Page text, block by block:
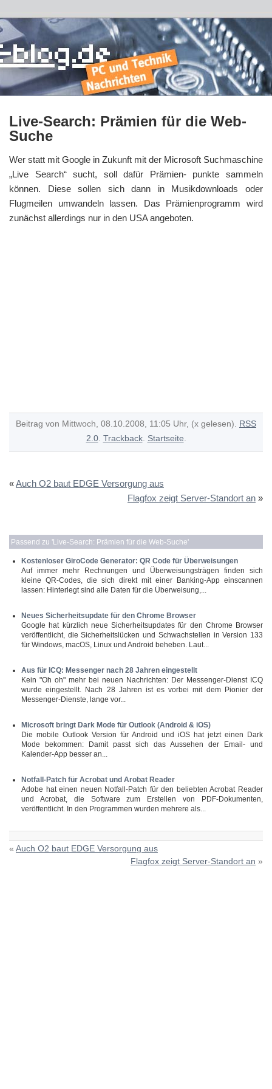
Live-Search: Prämien für die Web-
Suche
Wer statt mit Google in Zukunft mit der Microsoft Suchmaschine
„Live Search“ sucht, soll dafür Prämien- punkte sammeln
können. Diese sollen sich dann in Musikdownloads oder
Flugmeilen umwandeln lassen. Das Prämienprogramm wird
zunächst allerdings nur in den USA angeboten.
Beitrag von Mittwoch, 08.10.2008, 11:05 Uhr, (x gelesen). RSS
2.0. Trackback. Startseite.
«Auch O2 baut EDGE Versorgung aus
Flagfox zeigt Server-Standort an »
Passend zu 'Live-Search: Prämien für die Web-Suche'
Kostenloser GiroCode Generator: QR Code für Überweisungen
Auf immer mehr Rechnungen und Überweisungsträgen finden sich
kleine QR-Codes, die sich direkt mit einer Banking-App einscannen
lassen: Hinterlegt sind alle Daten für die Überweisung,...
Neues Sicherheitsupdate für den Chrome Browser
Google hat kürzlich neue Sicherheitsupdates für den Chrome Browser
veröffentlicht, die Sicherheitslücken und Schwachstellen in Version 133
für Windows, macOS, Linux und Android beheben. Laut...
Aus für ICQ: Messenger nach 28 Jahren eingestellt
Kein "Oh oh" mehr bei neuen Nachrichten: Der Messenger-Dienst ICQ
wurde eingestellt. Nach 28 Jahren ist es vorbei mit dem Pionier der
Messenger-Dienste, lange vor...
Microsoft bringt Dark Mode für Outlook (Android & iOS)
Die mobile Outlook Version für Android und iOS hat jetzt einen Dark
Mode bekommen: Damit passt sich das Aussehen der Email- und
Kalender-App besser an...
Notfall-Patch für Acrobat und Arobat Reader
Adobe hat einen neuen Notfall-Patch für den beliebten Acrobat Reader
und Acrobat, die Software zum Erstellen von PDF-Dokumenten,
veröffentlicht. In den Programmen wurden mehrere als...
« Auch O2 baut EDGE Versorgung aus
Flagfox zeigt Server-Standort an »